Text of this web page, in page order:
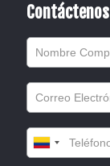
Contáctenos